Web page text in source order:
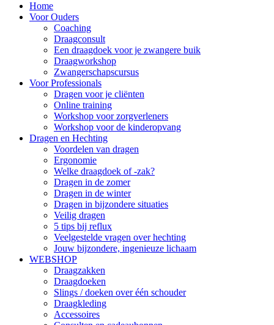
Home
Voor Ouders
Coaching
Draagconsult
Een draagdoek voor je zwangere buik
Draagworkshop
Zwangerschapscursus
Voor Professionals
Dragen voor je cliënten
Online training
Workshop voor zorgverleners
Workshop voor de kinderopvang
Dragen en Hechting
Voordelen van dragen
Ergonomie
Welke draagdoek of -zak?
Dragen in de zomer
Dragen in de winter
Dragen in bijzondere situaties
Veilig dragen
5 tips bij reflux
Veelgestelde vragen over hechting
Jouw bijzondere, ingenieuze lichaam
WEBSHOP
Draagzakken
Draagdoeken
Slings / doeken over één schouder
Draagkleding
Accessoires